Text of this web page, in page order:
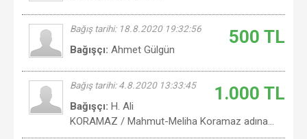
500 TL
Bağış tarihi: 18.8.2020 19:32:56
Bağışçı: Ahmet Gülgün
1.000 TL
Bağış tarihi: 4.8.2020 13:33:45
Bağışçı: H. Ali
KORAMAZ / Mahmut-Meliha Koramaz adına...